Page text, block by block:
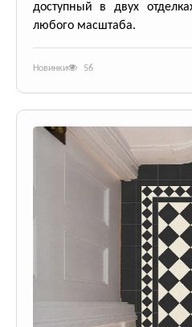
доступный в двух
любого масштаба.
Новинки 56